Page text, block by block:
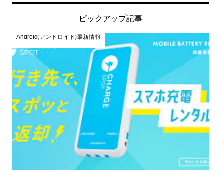
ピックアップ記事
Android(アンドロイド)最新情報